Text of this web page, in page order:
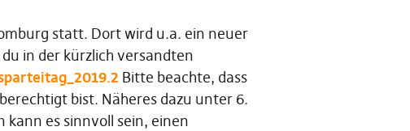
statt. Dort wird u.a. ein neuer
in der kürzlich versandten
Bitte beachte, dass
bist. Näheres dazu unter 6.
kann es sinnvoll sein, einen